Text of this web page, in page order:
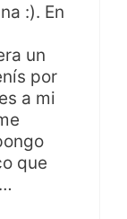
:). En
un
por
a mi
que